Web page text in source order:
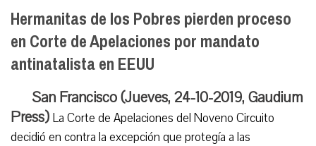
Hermanitas de los Pobres pierden proceso
en Corte de Apelaciones por mandato
antinatalista en EEUU
San Francisco (Jueves, 24-10-2019, Gaudium
Press) La Corte de Apelaciones del Noveno Circuito
decidió en contra la excepción que protegía a las